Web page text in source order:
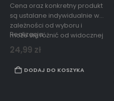
Cena oraz konkretny produkt
są ustalane indywidualnie w
zależności od wyboru i
może się różnić od widocznej
w ogłoszeniu (konieczny
kontakt przed zakupem)
napisz wiadomość na adres
taniegranie.serwis@gmail.com
Realizacja…
24,99 zł
DODAJ DO KOSZYKA